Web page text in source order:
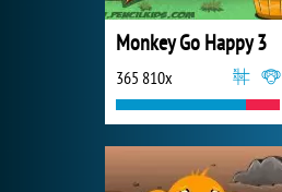
Monkey Go Happy 3
365 810x